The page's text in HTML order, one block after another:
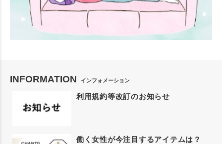
INFORMATION インフォメーション
利用規約等改訂のお知らせ
働く女性が今注目するアイテムは？